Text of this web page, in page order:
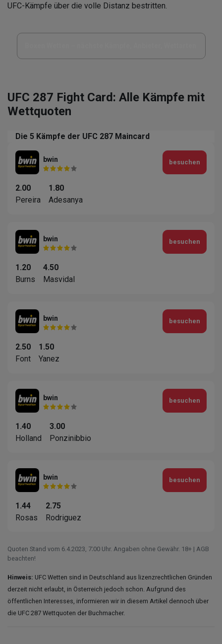
UFC-Kämpfe über die volle Distanz bestritten.
UFC 287 Fight Card: Alle Kämpfe mit
Wettquoten
Die 5 Kämpfe der UFC 287 Maincard
bwin
2.00
Pereira
1.80
Adesanya
besuchen
bwin
1.20
Burns
4.50
Masvidal
besuchen
bwin
2.50
Font
1.50
Yanez
besuchen
bwin
1.40
Holland
3.00
Ponzinibbio
besuchen
bwin
1.44
Rosas
2.75
Rodriguez
besuchen
Quoten Stand vom 6.4.2023‚ 7⁚00 Uhr. Angaben ohne Gewähr. 18+ | AGB
beachten!
Hinweis: UFC Wetten sind in Deutschland aus lizenzrechtlichen Gründen
derzeit nicht erlaubt, in Österreich jedoch schon. Aufgrund des
öffentlichen Interesses, informieren wir in diesem Artikel dennoch über
die UFC 287 Wettquoten der Buchmacher.